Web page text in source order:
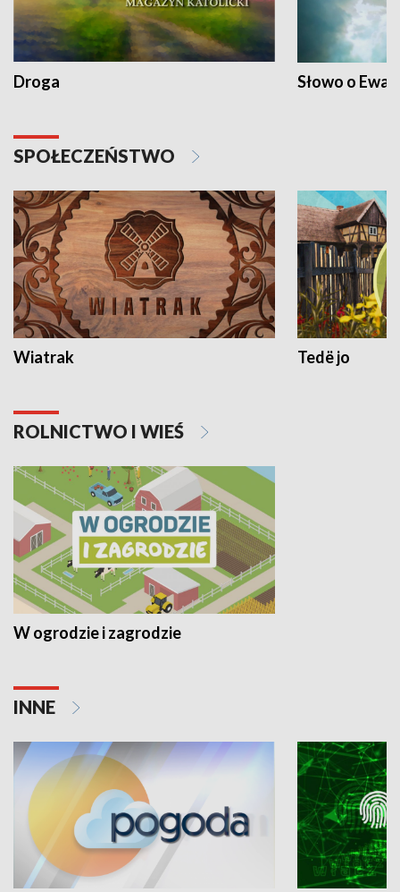
Droga Słowo o
SPOŁECZEŃSTWO
Wiatrak Tedë jo
ROLNICTWO I WIEŚ
W ogrodzie i zagrodzie
INNE